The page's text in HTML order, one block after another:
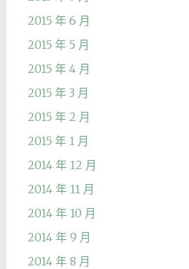
2015 年 6 月
2015 年 5 月
2015 年 4 月
2015 年 3 月
2015 年 2 月
2015 年 1 月
2014 年 12 月
2014 年 11 月
2014 年 10 月
2014 年 9 月
2014 年 8 月